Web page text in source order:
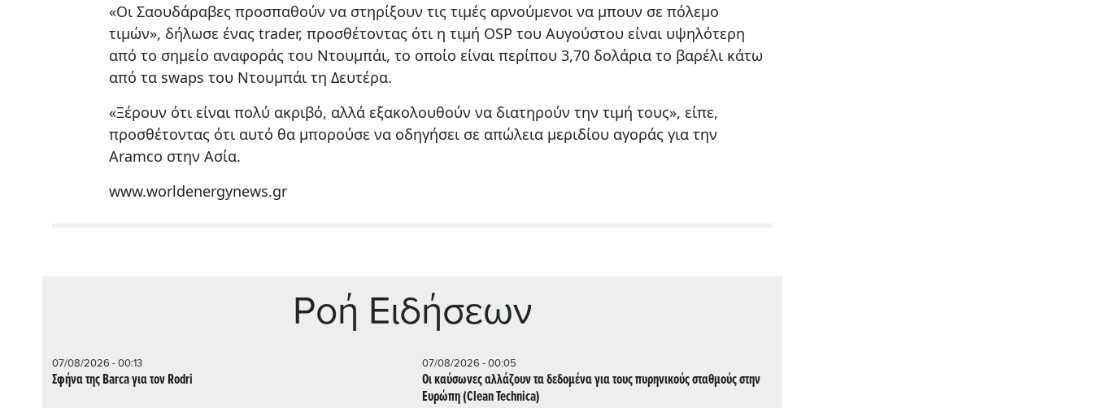
«Οι Σαουδάραβες προσπαθούν να στηρίξουν τις τιμές αρνούμενοι να μπουν σε πόλεμο
τιμών», δήλωσε ένας trader, προσθέτοντας ότι η τιμή OSP του Αυγούστου είναι υψηλότερη
από το σημείο αναφοράς του Ντουμπάι, το οποίο είναι περίπου 3,70 δολάρια το βαρέλι κάτω
από τα swaps του Ντουμπάι τη Δευτέρα.
«Ξέρουν ότι είναι πολύ ακριβό, αλλά εξακολουθούν να διατηρούν την τιμή τους», είπε,
προσθέτοντας ότι αυτό θα μπορούσε να οδηγήσει σε απώλεια μεριδίου αγοράς για την
Aramco στην Ασία.
www.worldenergynews.gr
Ρoή Ειδήσεων
07/08/2026 - 00:13
Σφήνα της Barca για τον Rodri
07/08/2026 - 00:05
Οι καύσωνες αλλάζουν τα δεδομένα για τους πυρηνικούς σταθμούς στην
Ευρώπη (Clean Technica)